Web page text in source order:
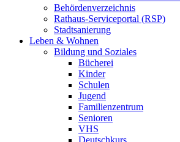
Behördenverzeichnis
Rathaus-Serviceportal (RSP)
Stadtsanierung
Leben & Wohnen
Bildung und Soziales
Bücherei
Kinder
Schulen
Jugend
Familienzentrum
Senioren
VHS
Deutschkurs